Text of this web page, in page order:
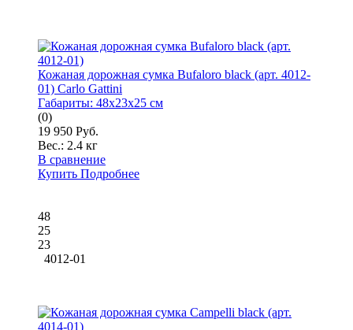
Кожаная дорожная сумка Bufaloro black (арт. 4012-
01) Carlo Gattini
Габариты: 48x23x25 см
(0)
19 950 Руб.
Вес.: 2.4 кг
В сравнение
Купить Подробнее
48
25
23
4012-01